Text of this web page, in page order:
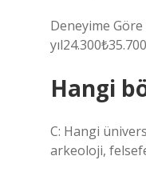
Deneyime
Hangi
C: Hangi
arkeoloji,